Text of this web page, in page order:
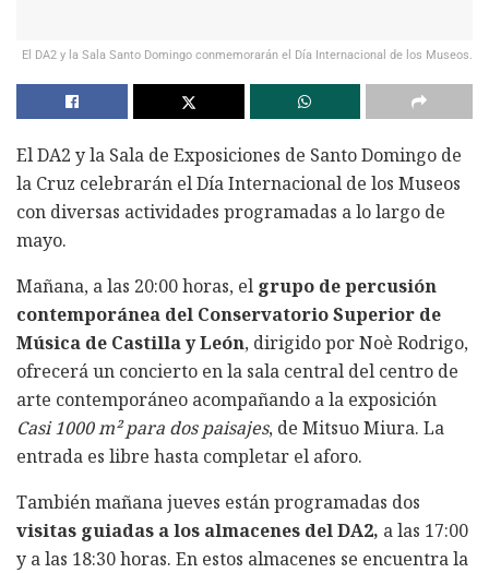
El DA2 y la Sala Santo Domingo conmemorarán el Día Internacional de los Museos.
El DA2 y la Sala de Exposiciones de Santo Domingo de
la Cruz celebrarán el Día Internacional de los Museos
con diversas actividades programadas a lo largo de
mayo.
Mañana, a las 20:00 horas, el grupo de percusión
contemporánea del Conservatorio Superior de
Música de Castilla y León, dirigido por Noè Rodrigo,
ofrecerá un concierto en la sala central del centro de
arte contemporáneo acompañando a la exposición
Casi 1000 m² para dos paisajes, de Mitsuo Miura. La
entrada es libre hasta completar el aforo.
También mañana jueves están programadas dos
visitas guiadas a los almacenes del DA2, a las 17:00
y a las 18:30 horas. En estos almacenes se encuentra la